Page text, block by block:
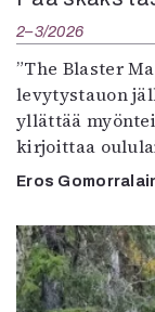
2–3/2026
”The Blaster
levytystauon
yllättää
kirjoittaa
Eros